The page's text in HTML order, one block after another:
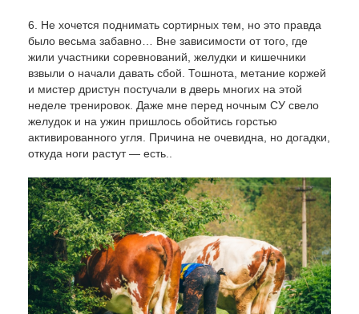
6. Не хочется поднимать сортирных тем, но это правда
было весьма забавно… Вне зависимости от того, где
жили участники соревнований, желудки и кишечники
взвыли о начали давать сбой. Тошнота, метание коржей
и мистер дристун постучали в дверь многих на этой
неделе тренировок. Даже мне перед ночным СУ свело
желудок и на ужин пришлось обойтись горстью
активированного угля. Причина не очевидна, но догадки,
откуда ноги растут — есть..